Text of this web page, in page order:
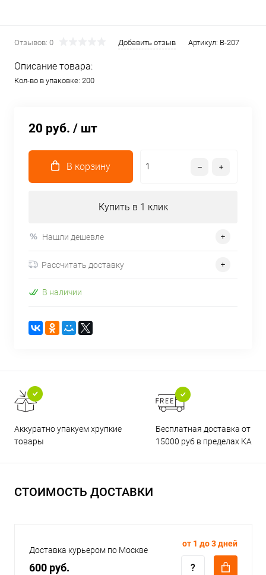
Отзывов: 0 Добавить отзыв Артикул: В-207
Описание товара:
Кол-во в упаковке: 200
20 руб. / шт
В корзину
Купить в 1 клик
Нашли дешевле
Рассчитать доставку
В наличии
Аккуратно упакуем хрупкие
товары
Бесплатная доставка от
15000 руб в пределах КАД
СТОИМОСТЬ ДОСТАВКИ
Доставка курьером по Москве
600 руб.
от 1 до 3 дней